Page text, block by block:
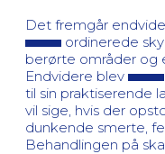
Det fremgår
ordinerede
berørte områder og
Endvidere blev
til sin praktiserende
vil sige, hvis der
dunkende smerte,
Behandlingen på